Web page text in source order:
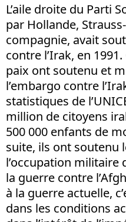
L’aile droite du Parti
par Hollande,
compagnie, avait
contre l’Irak, en
paix ont soutenu et
l’embargo contre
statistiques de
million de citoyens
500 000 enfants de
suite, ils ont soutenu
l’occupation militaire
la guerre contre
à la guerre actuelle,
dans les conditions